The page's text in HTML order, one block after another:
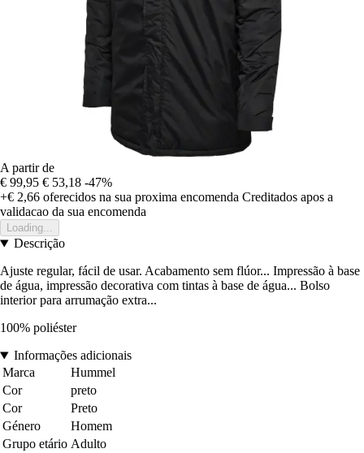
A partir de
€ 99,95 € 53,18 -47%
+€ 2,66 oferecidos na sua proxima encomenda Creditados apos a
validacao da sua encomenda
Loading...
Descrição
Ajuste regular, fácil de usar. Acabamento sem flúor... Impressão à base
de água, impressão decorativa com tintas à base de água... Bolso
interior para arrumação extra...
100% poliéster
Informações adicionais
Marca
Hummel
Cor
preto
Cor
Preto
Género
Homem
Grupo etário Adulto